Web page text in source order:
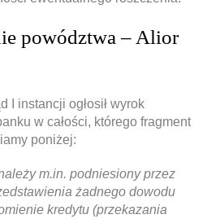
powództwa – Alior
I instancji ogłosił wyrok
w całości, którego fragment
poniżej:
m.in. podniesiony przez
żadnego dowodu
kredytu (przekazania